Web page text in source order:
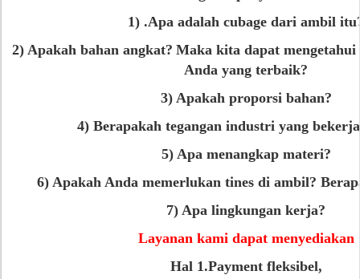
1) .Apa adalah cubage dari ambil
2) Apakah bahan angkat? Maka kita dapat
Anda yang terbaik?
3) Apakah proporsi bahan?
4) Berapakah tegangan industri yang
5) Apa menangkap materi?
6) Apakah Anda memerlukan tines di ambil?
7) Apa lingkungan kerja?
Layanan kami dapat menyediakan
Hal 1.Payment fleksibel,